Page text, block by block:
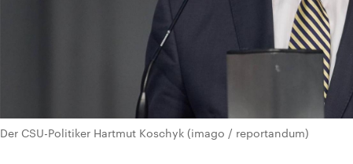
Der CSU-Politiker Hartmut Koschyk (imago / reportandum)